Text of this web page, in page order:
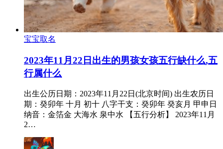
宝宝取名
2023年11月22日出生的男孩女孩五行缺什么,五
行属什么
出生公历日期：2023年11月22日(北京时间) 出生农历日
期：癸卯年 十月 初十 八字干支：癸卯年 癸亥月 甲申日
纳音：金箔金 大海水 泉中水 【五行分析】 2023年11月
2…